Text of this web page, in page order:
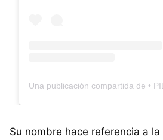
Su nombre hace referencia a